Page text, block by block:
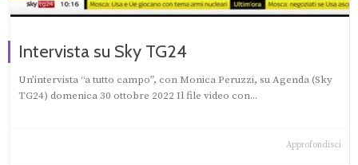
Intervista su Sky TG24
Un’intervista “a tutto campo”, con Monica Peruzzi, su Agenda (Sky
TG24) domenica 30 ottobre 2022 Il file video con...
Approfondisci